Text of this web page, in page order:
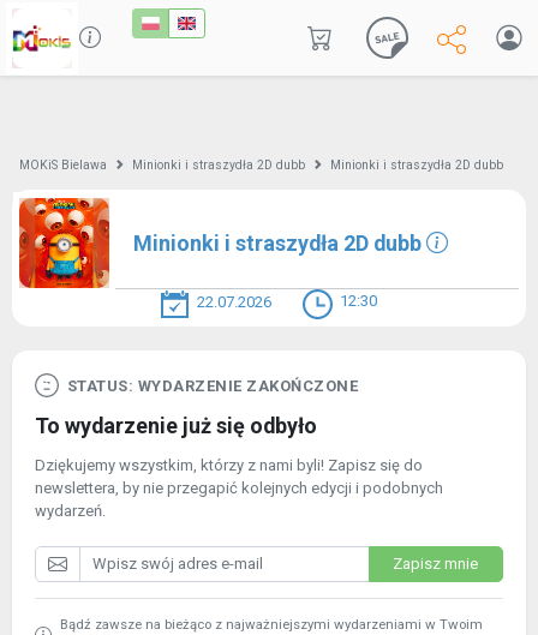
MOKiS Bielawa Minionki i straszydła 2D dubb Minionki i straszydła 2D dubb
Minionki i straszydła 2D dubb
22.07.2026 12:30
STATUS: WYDARZENIE ZAKOŃCZONE
To wydarzenie już się odbyło
Dziękujemy wszystkim, którzy z nami byli! Zapisz się do
newslettera, by nie przegapić kolejnych edycji i podobnych
wydarzeń.
Zapisz mnie
Bądź zawsze na bieżąco z najważniejszymi wydarzeniami w Twoim